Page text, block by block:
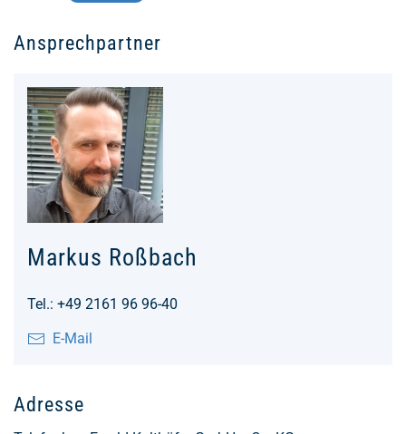
Ansprechpartner
Markus Roßbach
Tel.: +49 2161 96 96-40
E-Mail
Adresse